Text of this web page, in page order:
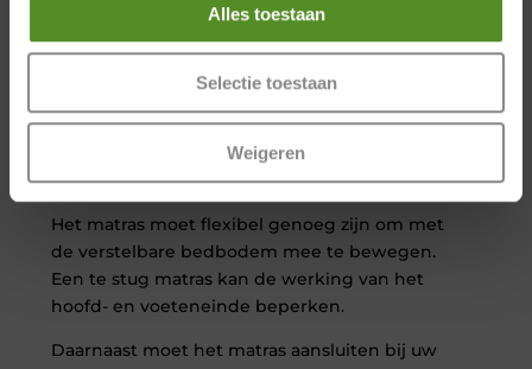
Alles toestaan
Selectie toestaan
Weigeren
zorgverlener regelmatig bij het bed moet
kunnen komen.
Bekijk bijvoorbeeld diteenpersoons hoog laag
bedom een beeld te krijgen van de mogelijke
Het juiste matras kiezen
Het matras moet flexibel genoeg zijn om met
de verstelbare bedbodem mee te bewegen.
Een te stug matras kan de werking van het
hoofd- en voeteneinde beperken.
Daarnaast moet het matras aansluiten bij uw